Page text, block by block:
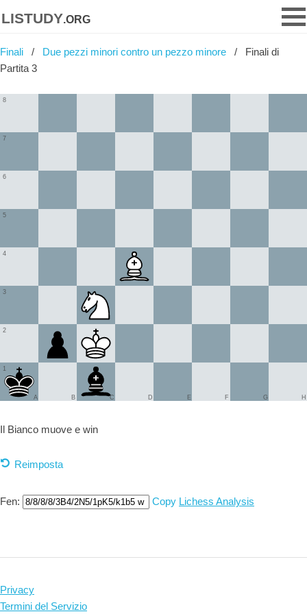
listudy.org
Finali Due pezzi minori contro un pezzo minore
Finali di
Partita 3
1
2
3
4
5
6
7
8
A B C D E F G H
Il Bianco muove e win
Reimposta
Fen: Copy Lichess Analysis
Privacy
Termini del Servizio